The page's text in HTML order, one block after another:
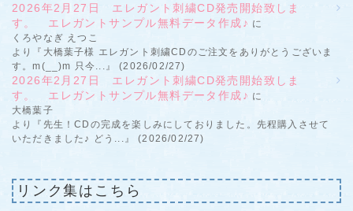
2026年2月27日 エレガント刺繍CD発売開始致しま
す。 エレガントサンプル無料データ作成♪ に
くろやなぎ えつこ
より『大橋葉子様 エレガント刺繍CDのご注文をありがとうございま
す。m(__)m 只今...』 (2026/02/27)
2026年2月27日 エレガント刺繍CD発売開始致しま
す。 エレガントサンプル無料データ作成♪ に
大橋葉子
より『先生！CDの完成を楽しみにしておりました。先程購入させて
いただきました♪ どう...』 (2026/02/27)
リンク集はこちら